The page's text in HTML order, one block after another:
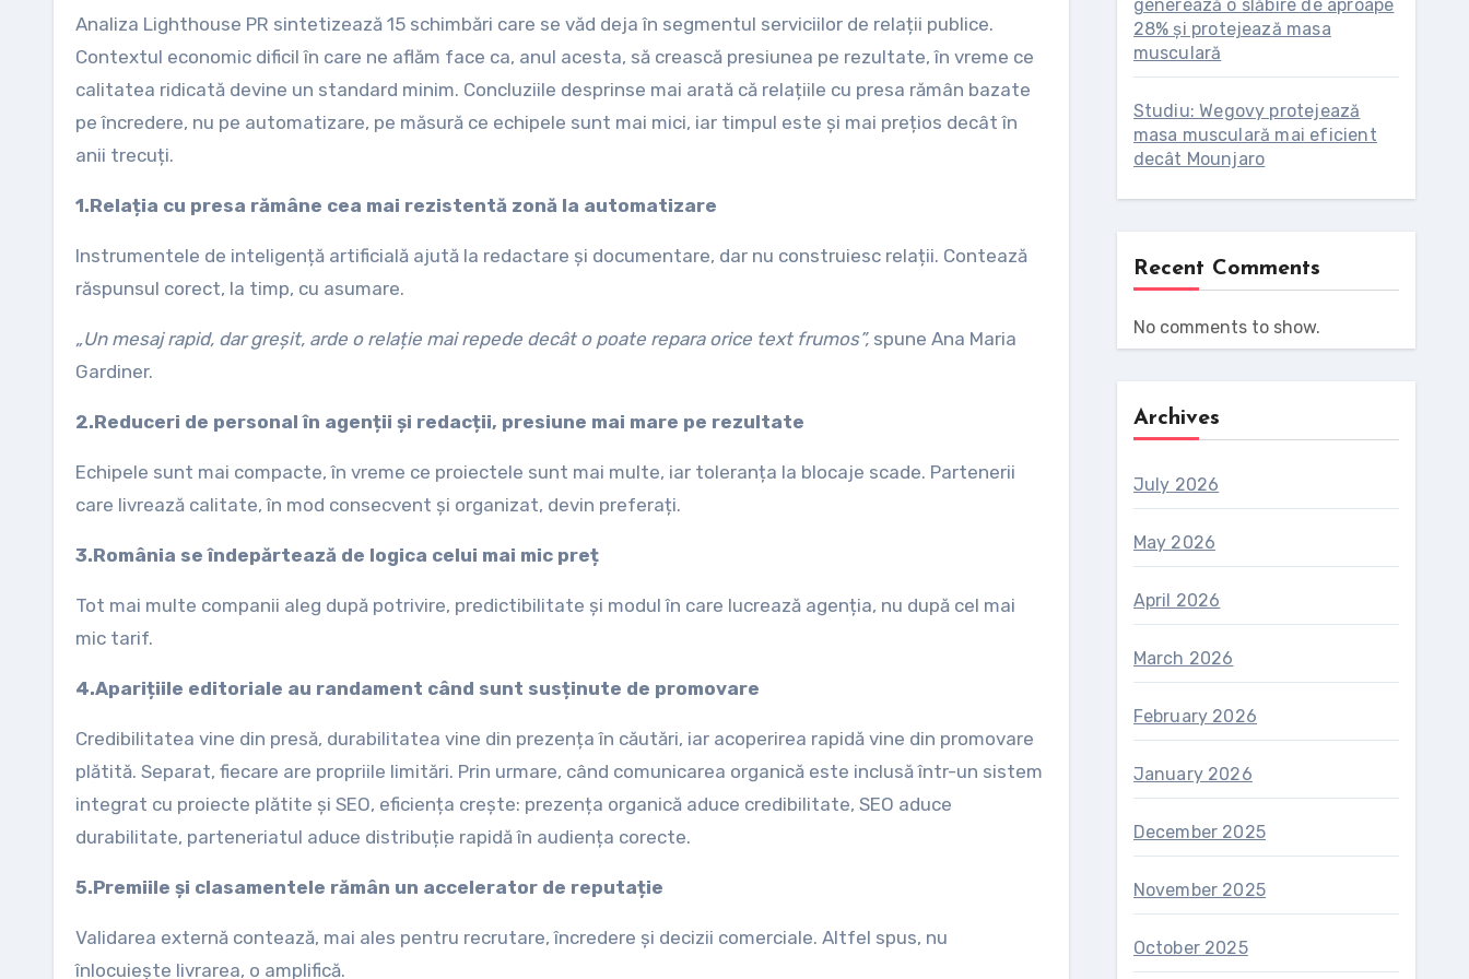
Analiza Lighthouse PR sintetizează 15 schimbări care se văd deja în segmentul serviciilor de relații publice.
Contextul economic dificil în care ne aflăm face ca, anul acesta, să crească presiunea pe rezultate, în vreme ce
calitatea ridicată devine un standard minim. Concluziile desprinse mai arată că relațiile cu presa rămân bazate
pe încredere, nu pe automatizare, pe măsură ce echipele sunt mai mici, iar timpul este și mai prețios decât în
anii trecuți.
1.Relația cu presa rămâne cea mai rezistentă zonă la automatizare
Instrumentele de inteligență artificială ajută la redactare și documentare, dar nu construiesc relații. Contează
răspunsul corect, la timp, cu asumare.
„Un mesaj rapid, dar greșit, arde o relație mai repede decât o poate repara orice text frumos”, spune Ana Maria
Gardiner.
2.Reduceri de personal în agenții și redacții, presiune mai mare pe rezultate
Echipele sunt mai compacte, în vreme ce proiectele sunt mai multe, iar toleranța la blocaje scade. Partenerii
care livrează calitate, în mod consecvent și organizat, devin preferați.
3.România se îndepărtează de logica celui mai mic preț
Tot mai multe companii aleg după potrivire, predictibilitate și modul în care lucrează agenția, nu după cel mai
mic tarif.
4.Aparițiile editoriale au randament când sunt susținute de promovare
Credibilitatea vine din presă, durabilitatea vine din prezența în căutări, iar acoperirea rapidă vine din promovare
plătită. Separat, fiecare are propriile limitări. Prin urmare, când comunicarea organică este inclusă într-un sistem
integrat cu proiecte plătite și SEO, eficiența crește: prezența organică aduce credibilitate, SEO aduce
durabilitate, parteneriatul aduce distribuție rapidă în audiența corecte.
5.Premiile și clasamentele rămân un accelerator de reputație
Validarea externă contează, mai ales pentru recrutare, încredere și decizii comerciale. Altfel spus, nu
înlocuiește livrarea, o amplifică.
generează o slăbire de aproape
28% și protejează masa
musculară
Studiu: Wegovy protejează
masa musculară mai eficient
decât Mounjaro
Recent Comments
No comments to show.
Archives
July 2026
May 2026
April 2026
March 2026
February 2026
January 2026
December 2025
November 2025
October 2025